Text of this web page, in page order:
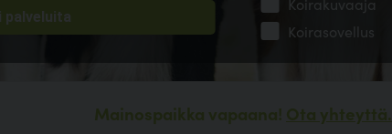
Koirasovellus
Mainospaikka vapaana! Ota yhteyttä.